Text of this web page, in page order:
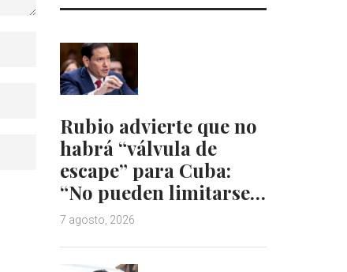
Rubio advierte que no
habrá “válvula de
escape” para Cuba:
“No pueden limitarse…
7 agosto, 2026